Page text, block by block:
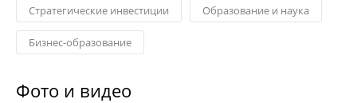
Стратегические инвестиции Образование и наука
Бизнес-образование
Фото и видео